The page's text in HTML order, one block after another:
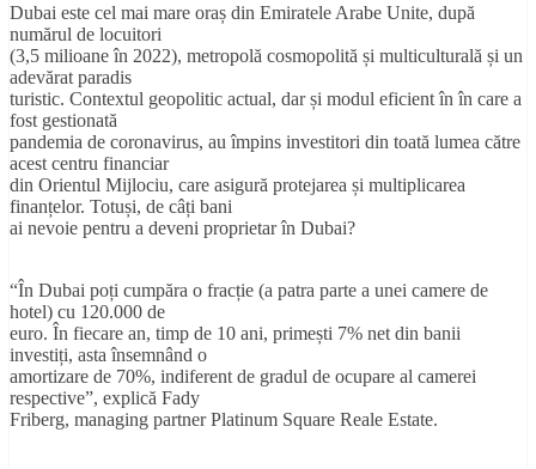
Dubai este cel mai mare oraș din Emiratele Arabe Unite, după
numărul de locuitori
(3,5 milioane în 2022), metropolă cosmopolită și multiculturală și un
adevărat paradis
turistic. Contextul geopolitic actual, dar și modul eficient în în care a
fost gestionată
pandemia de coronavirus, au împins investitori din toată lumea către
acest centru financiar
din Orientul Mijlociu, care asigură protejarea și multiplicarea
finanțelor. Totuși, de câți bani
ai nevoie pentru a deveni proprietar în Dubai?
“În Dubai poți cumpăra o fracție (a patra parte a unei camere de
hotel) cu 120.000 de
euro. În fiecare an, timp de 10 ani, primești 7% net din banii
investiți, asta însemnând o
amortizare de 70%, indiferent de gradul de ocupare al camerei
respective”, explică Fady
Friberg, managing partner Platinum Square Reale Estate.